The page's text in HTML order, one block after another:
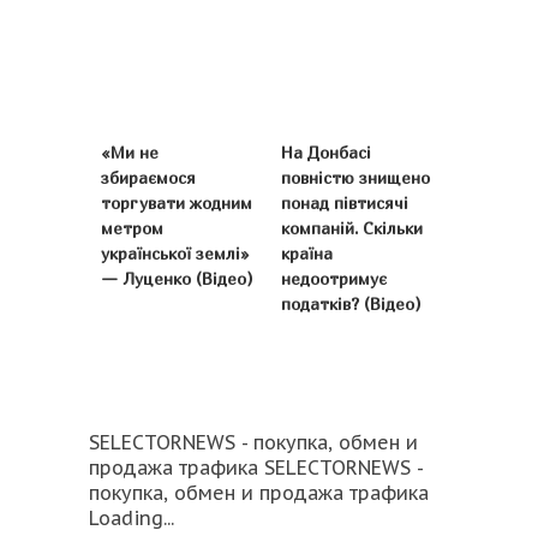
«Ми не
збираємося
торгувати жодним
метром
української землі»
— Луценко (Відео)
На Донбасі
повністю знищено
понад півтисячі
компаній. Скільки
країна
недоотримує
податків? (Відео)
SELECTORNEWS - покупка, обмен и
продажа трафика SELECTORNEWS -
покупка, обмен и продажа трафика
Loading...